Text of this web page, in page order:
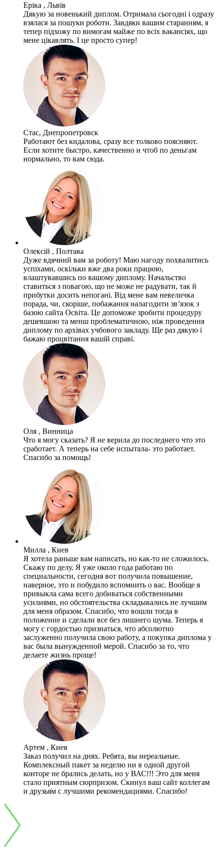
Еріка , Львів
Дякую за новенький диплом. Отримала сьогодні і одразу
взялася за пошуки роботи. Завдяки вашим старанням, я
тепер підхожу по вимогам майже по всіх вакансіях, що
мене цікавлять. І це просто супер!
Стас, Днепропетровск
Работают без кидалова, сразу все толково поясняют.
Если хотите быстро, качественно и чтоб по деньгам
нормально, то вам сюда.
Олексій , Полтава
Дуже вдячний вам за роботу! Маю нагоду похвалитись
успіхами, оскільки вже два роки працюю,
влаштувавшись по вашому диплому. Начальство
ставиться з повагою, що не може не радувати, так й
прибутки досить непогані. Від мене вам невеличка
порада, чи, скоріше, побажання налагодити зв’язок з
базою сайта Освіта. Це допоможе зробити процедуру
дешевшою та менш проблематичною, ніж проведення
диплому по архівах учбового закладу. Ще раз дякую і
бажаю процвітання вашій справі.
Оля , Винница
Что я могу сказать? Я не верила до последнего что это
сработает. А теперь на себе испытала- это работает.
Спасибо за помощь!
Милла , Киев
Я хотела раньше вам написать, но как-то не сложилось.
Скажу по делу. Я уже около года работаю по
специальности, сегодня вот получила повышение,
наверное, это и побудило вспомнить о вас. Вообще я
привыкла сама всего добиваться собственными
усилиями, но обстоятельства складывались не лучшим
для меня образом. Спасибо, что вошли тогда в
положение и сделали все без лишнего шума. Теперь я
могу с гордостью признаться, что абсолютно
заслуженно получила свою работу, а покупка диплома у
вас была вынужденной мерой. Спасибо за то, что
делаете жизнь проще!
Артем , Киев
Заказ получил на днях. Ребята, вы нереальные.
Комплексный пакет за неделю ни в одной другой
конторе не брались делать, но у ВАС!!! Это для меня
стало приятным сюрпризом. Скинул ваш сайт коллегам
и друзьям с лучшими рекомендациями. Спасибо!